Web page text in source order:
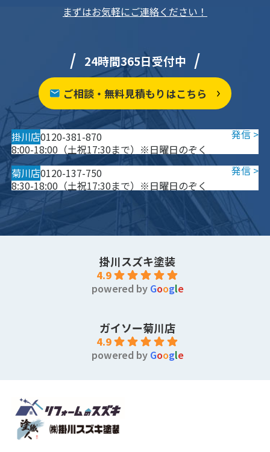
まずはお気軽にご連絡ください！
24時間365日受付中
ご相談・無料見積もりはこちら
掛川店0120-381-870
8:00-18:00（土祝17:30まで）※日曜日のぞく
菊川店0120-137-750
8:30-18:00（土祝17:30まで）※日曜日のぞく
掛川スズキ塗装
4.9
powered by Google
ガイソー菊川店
4.9
powered by Google